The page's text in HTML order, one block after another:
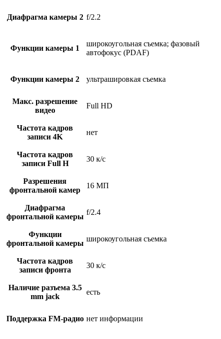
Диафрагма камеры 2 f/2.2
Функции камеры 1
широкоугольная съемка; фазовый
автофокус (PDAF)
Функции камеры 2 ультрашировкая съемка
Макс. разрешение
видео
Full HD
Частота кадров
записи 4K
нет
Частота кадров
записи Full H
30 к/с
Разрешения
фронтальной камер
16 МП
Диафрагма
фронтальной камеры
f/2.4
Функции
фронтальной камеры
широкоугольная съемка
Частота кадров
записи фронта
30 к/с
Наличие разъема 3.5
mm jack
есть
Поддержка FM-радио нет информации